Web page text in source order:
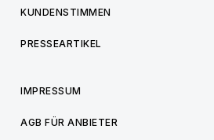
KUNDENSTIMMEN
PRESSEARTIKEL
IMPRESSUM
AGB FÜR ANBIETER